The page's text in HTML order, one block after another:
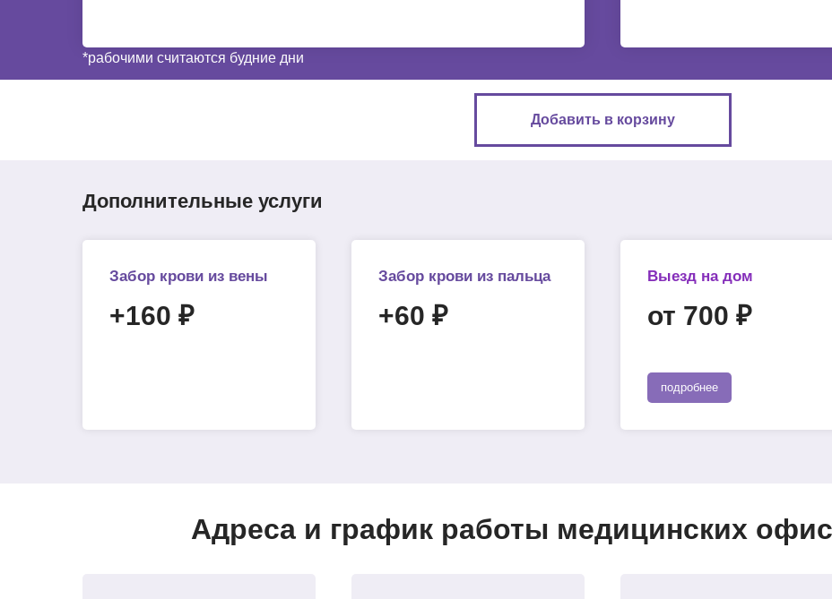
*рабочими считаются будние дни
Добавить в корзину
Дополнительные услуги
Забор крови из вены
+160 ₽
Забор крови из пальца
+60 ₽
Выезд на дом
от 700 ₽
подробнее
Адреса и график работы медицинских